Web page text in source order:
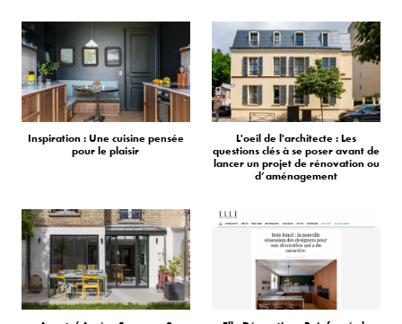
Inspiration : Une cuisine pensée
pour le plaisir
L'oeil de l'architecte : Les
questions clés à se poser avant de
lancer un projet de rénovation ou
d’aménagement